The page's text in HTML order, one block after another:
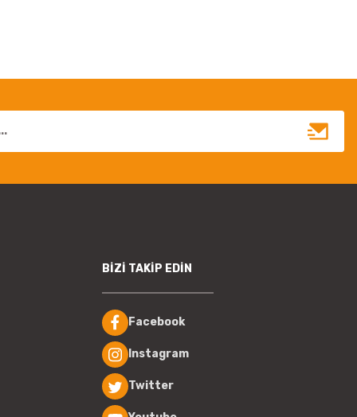
BİZİ TAKİP EDİN
Facebook
Instagram
Twitter